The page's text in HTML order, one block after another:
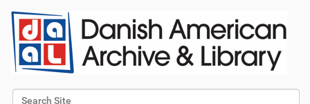
Search Site